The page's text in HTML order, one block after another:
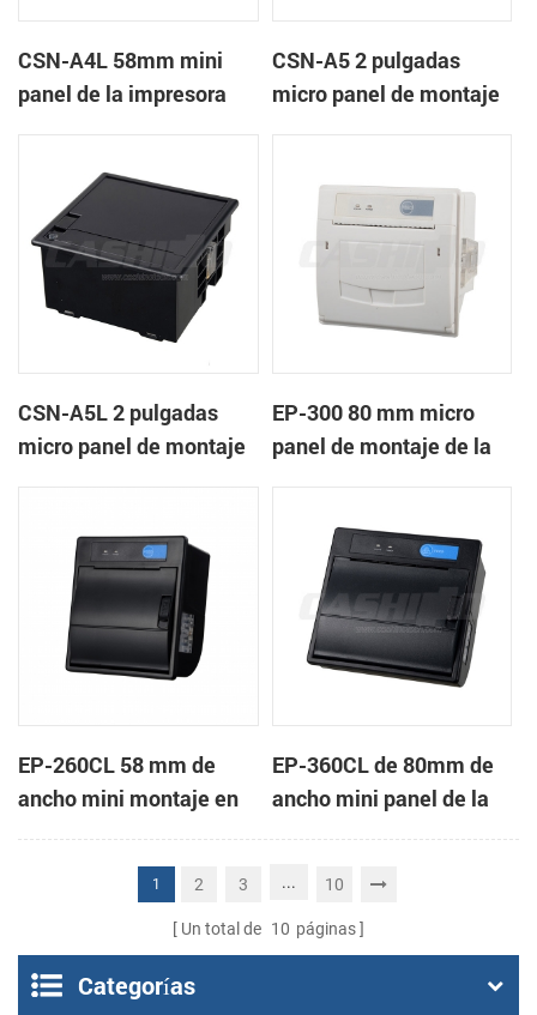
CSN-A4L 58mm mini
panel de la impresora
CSN-A5 2 pulgadas
micro panel de montaje
CSN-A5L 2 pulgadas
micro panel de montaje
EP-300 80 mm micro
panel de montaje de la
EP-260CL 58 mm de
ancho mini montaje en
panel de la impresora
térmica con auto-
EP-360CL de 80mm de
ancho mini panel de la
impresora térmica con
1 2 3 ... 10
Un total de 10 páginas
Categorías